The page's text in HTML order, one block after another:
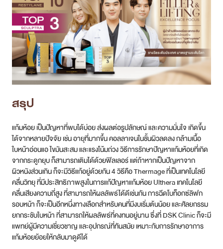
สรุป
แก้มห้อย เป็นปัญหาที่พบได้บ่อย ส่งผลต่อรูปลักษณ์ และความมั่นใจ เกิดขึ้น
ได้จากหลายปัจจัย เช่น อายุที่มากขึ้น คอลลาเจนในชั้นผิวลดลง กล้ามเนื้อ
ใบหน้าอ่อนแอ ไขมันสะสม และแรงโน้มถ่วง วิธีการรักษาปัญหาแก้มห้อยที่เกิด
จากกระดูกยุบ ก็สามารถเติมได้ด้วยฟิลเลอร์ แต่ถ้าหากเป็นปัญหาจาก
ผิวหนังส่วนเกิน ก็จะมีวิธีแก้อยู่ด้วยกัน 4 วิธีคือ Thermage ที่เป็นเทคโนโลยี
คลื่นวิทยุ ที่มีประสิทธิภาพสูงในการแก้ปัญหาแก้มห้อย Ulthera เทคโนโลยี
คลื่นเสียงความถี่สูง ที่สามารถให้ผลลัพธ์ได้ดีเช่นกัน การฉีดโบท็อกซ์ลิฟก
รอบหน้า ก็จะเป็นอีกหนึ่งทางเลือกสำหรับคนที่มีงบเริ่มต้นน้อย และศัลยกรรม
ยกกระชับใบหน้า ที่สามารถให้ผลลัพธ์ที่คงทนอยู่นาน ซึ่งที่ DSK Clinic ก็จะมี
แพทย์ผู้มีความเชี่ยวชาญ และอุปกรณ์ที่ทันสมัย เหมาะกับการรักษาอาการ
แก้มห้อยย้อยให้กลับมาดูดีได้